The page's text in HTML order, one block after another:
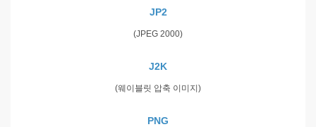
JP2
(JPEG 2000)
J2K
(웨이블릿 압축 이미지)
PNG